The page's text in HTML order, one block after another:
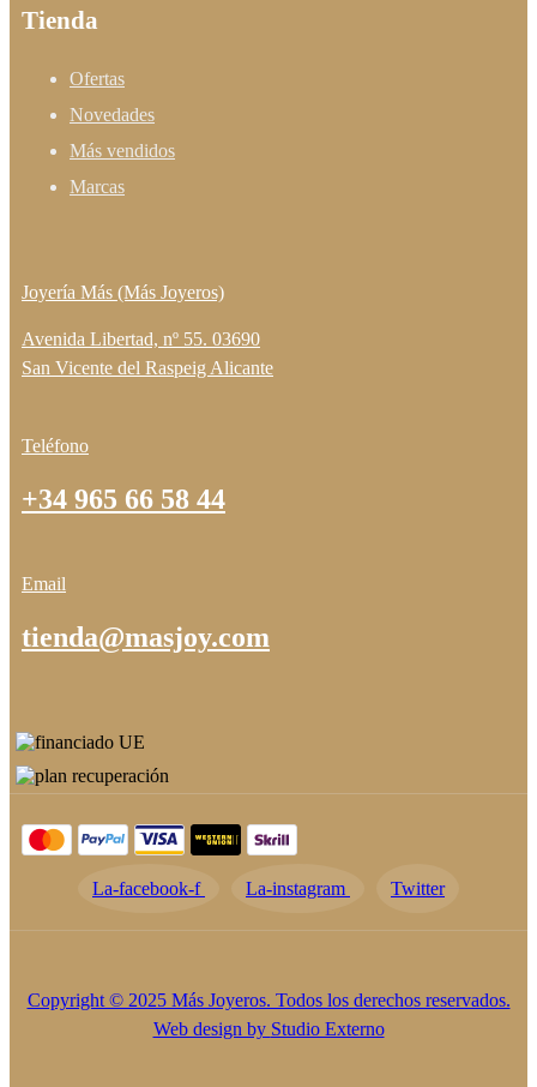
Tienda
Ofertas
Novedades
Más vendidos
Marcas
Joyería Más (Más Joyeros)
Avenida Libertad, nº 55. 03690
San Vicente del Raspeig Alicante
Teléfono
+34 965 66 58 44
Email
tienda@masjoy.com
La-facebook-f La-instagram Twitter
Copyright © 2025 Más Joyeros. Todos los derechos reservados.
Web design by Studio Externo